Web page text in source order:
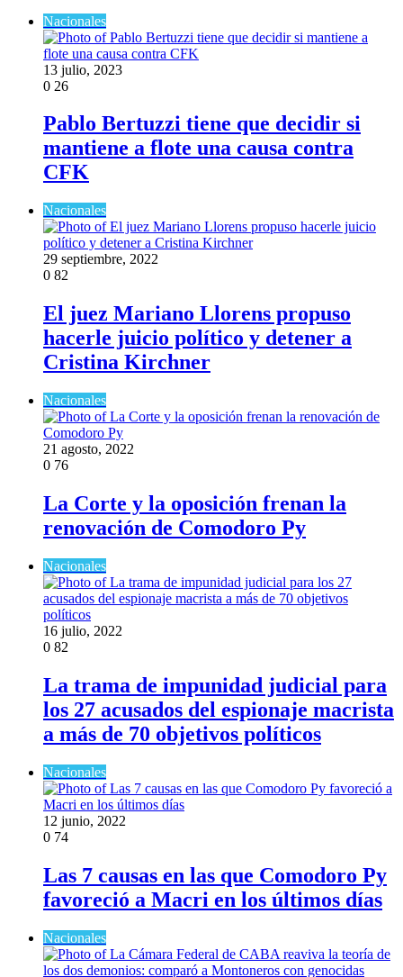
Nacionales
13 julio, 2023
0 26
Pablo Bertuzzi tiene que decidir si
mantiene a flote una causa contra
CFK
Nacionales
29 septiembre, 2022
0 82
El juez Mariano Llorens propuso
hacerle juicio político y detener a
Cristina Kirchner
Nacionales
21 agosto, 2022
0 76
La Corte y la oposición frenan la
renovación de Comodoro Py
Nacionales
16 julio, 2022
0 82
La trama de impunidad judicial para
los 27 acusados del espionaje macrista
a más de 70 objetivos políticos
Nacionales
12 junio, 2022
0 74
Las 7 causas en las que Comodoro Py
favoreció a Macri en los últimos días
Nacionales